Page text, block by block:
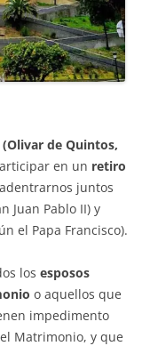
de Quintos,
en un retiro
juntos
Juan Pablo II) y
el Papa Francisco).
los esposos
o aquellos que
impedimento
Matrimonio, y que